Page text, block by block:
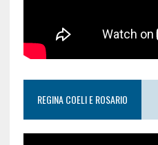
REGINA COELI E ROSARIO